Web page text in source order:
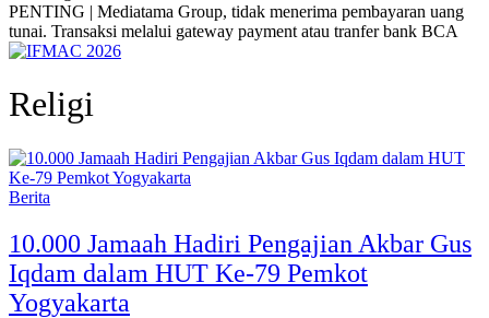
PENTING | Mediatama Group, tidak menerima pembayaran uang
tunai. Transaksi melalui gateway payment atau tranfer bank BCA
Religi
Berita
10.000 Jamaah Hadiri Pengajian Akbar Gus
Iqdam dalam HUT Ke-79 Pemkot
Yogyakarta